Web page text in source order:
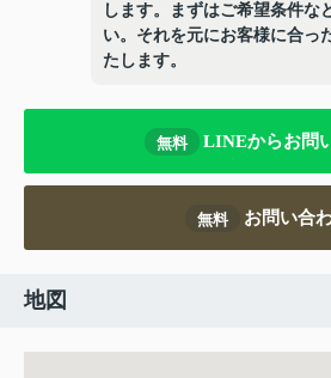
します。まずはご希望条件な
い。それを元にお客様に合っ
たします。
無料 LINEからお問
無料 お問い合
地図